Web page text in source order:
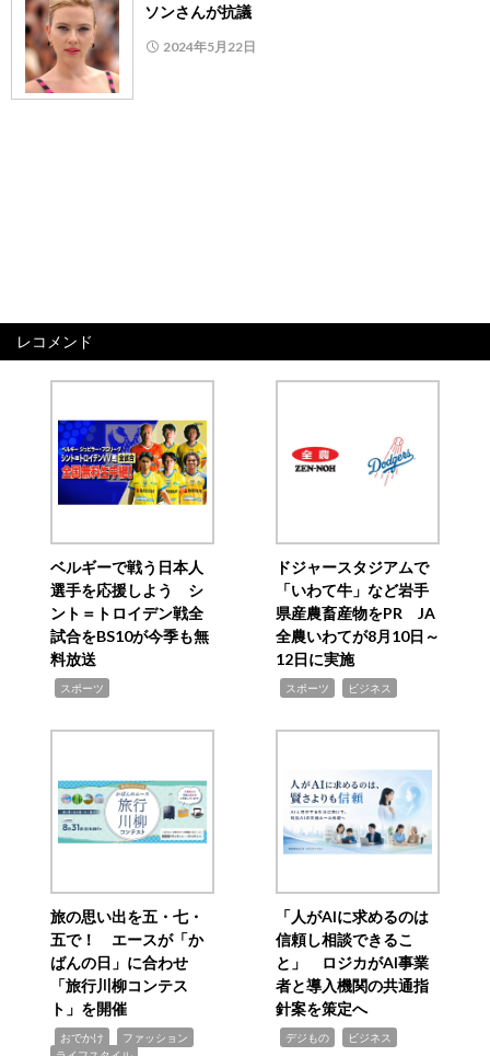
ソンさんが抗議
2024年5月22日
レコメンド
ベルギーで戦う日本人
選手を応援しよう シ
ント＝トロイデン戦全
試合をBS10が今季も無
料放送
スポーツ
ドジャースタジアムで
「いわて牛」など岩手
県産農畜産物をPR JA
全農いわてが8月10日～
12日に実施
スポーツ ビジネス
旅の思い出を五・七・
五で！ エースが「か
ばんの日」に合わせ
「旅行川柳コンテス
ト」を開催
おでかけ ファッション
「人がAIに求めるのは
信頼し相談できるこ
と」 ロジカがAI事業
者と導入機関の共通指
針案を策定へ
デジもの ビジネス